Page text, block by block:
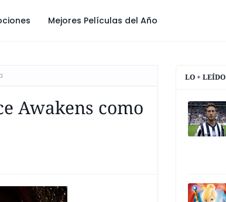
Mejores Películas del Año
Awakens como
LO + LEÍDO